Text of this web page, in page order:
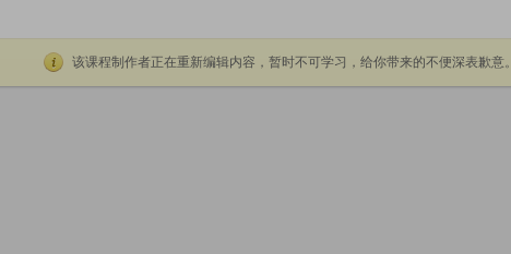
该课程制作者正在重新编辑内容，暂时不可学习，给你带来的不便深表歉意。